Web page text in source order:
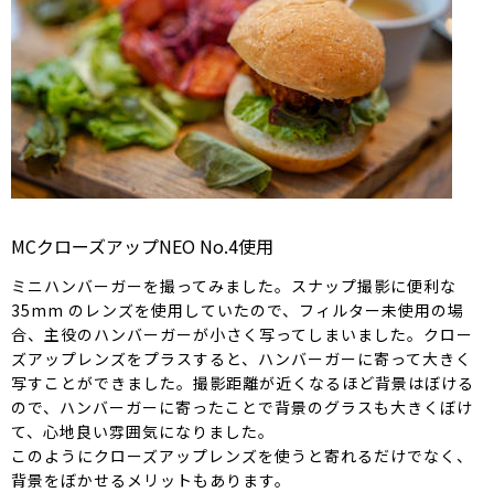
MCクローズアップNEO No.4使用
ミニハンバーガーを撮ってみました。スナップ撮影に便利な
35mm のレンズを使用していたので、フィルター未使用の場
合、主役のハンバーガーが小さく写ってしまいました。クロー
ズアップレンズをプラスすると、ハンバーガーに寄って大きく
写すことができました。撮影距離が近くなるほど背景はぼける
ので、ハンバーガーに寄ったことで背景のグラスも大きくぼけ
て、心地良い雰囲気になりました。
このようにクローズアップレンズを使うと寄れるだけでなく、
背景をぼかせるメリットもあります。